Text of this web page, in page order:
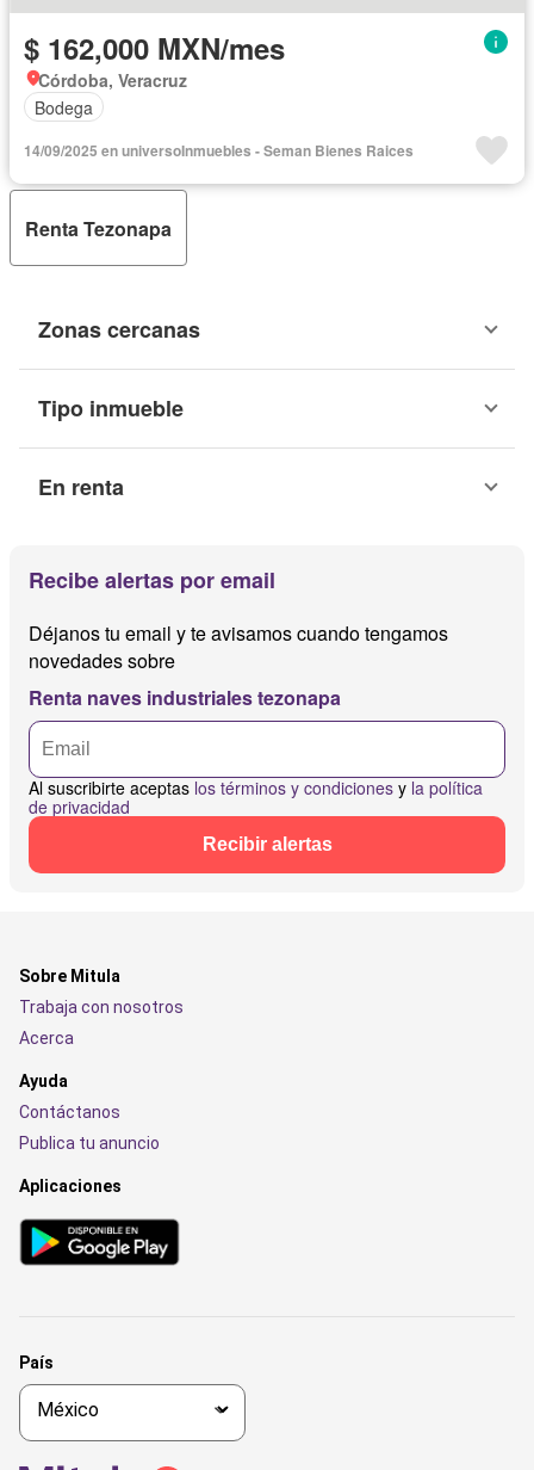
$ 162,000 MXN/mes
Córdoba, Veracruz
Bodega
14/09/2025 en universoInmuebles - Seman Bienes Raices
Renta Tezonapa
Zonas cercanas
Tipo inmueble
En renta
Recibe alertas por email
Déjanos tu email y te avisamos cuando tengamos
novedades sobre
Renta naves industriales tezonapa
Al suscribirte aceptas los términos y condiciones y la política
de privacidad
Recibir alertas
Sobre Mitula
Trabaja con nosotros
Acerca
Ayuda
Contáctanos
Publica tu anuncio
Aplicaciones
País